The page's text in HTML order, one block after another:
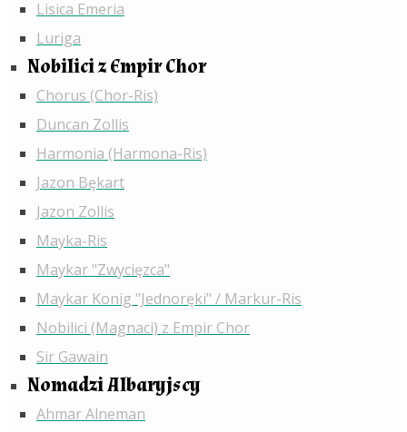
Lisica Emeria
Luriga
Nobilici z Empir Chor
Chorus (Chor-Ris)
Duncan Zollis
Harmonia (Harmona-Ris)
Jazon Bękart
Jazon Zollis
Mayka-Ris
Maykar "Zwycięzca"
Maykar Konig "Jednoręki" / Markur-Ris
Nobilici (Magnaci) z Empir Chor
Sir Gawain
Nomadzi Albaryjscy
Ahmar Alneman